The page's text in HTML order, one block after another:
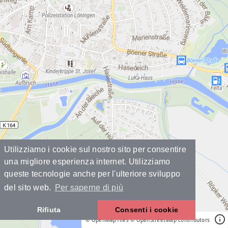
Utilizziamo i cookie sul nostro sito per consentire
una migliore esperienza internet. Utilizziamo
queste tecnologie anche per l'ulteriore sviluppo
del sito web.
Per saperne di più
Rifiuta Consenti i cookie
© OpenMapTiles © OpenStreetMap contributors